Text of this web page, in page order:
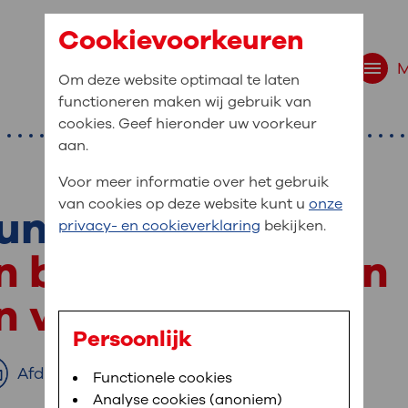
navigatie
bent u naar op
,MijnOLVG,Digitalisering
medische gegevens
In MijnOLVG kunt u uw medische
het u uitkomt. OLVG breidt MijnOLVG
behandeling van
van de longen
Afdrukken
Cookievoorkeuren
Om deze website optimaal te laten
functioneren maken wij gebruik van
cookies. Geef hieronder uw voorkeur
aan.
Voor meer informatie over het gebruik
van cookies op deze website kunt u onze
privacy- en cookieverklaring bekijken.
Persoonlijk
Functionele cookies
Analyse cookies (anoniem)